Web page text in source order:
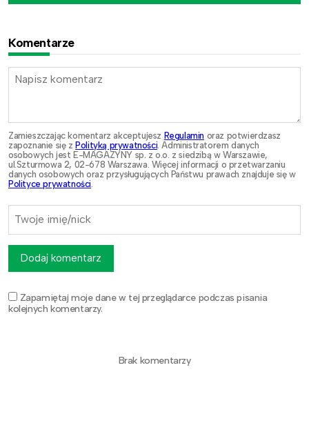
Komentarze
Zamieszczając komentarz akceptujesz Regulamin oraz potwierdzasz
zapoznanie się zPolityką prywatności . Administratorem danych
osobowych jest E-MAGAZYNY sp. z o.o. z siedzibą w Warszawie,
ul.Szturmowa 2, 02-678 Warszawa. Więcej informacji o przetwarzaniu
danych osobowych oraz przysługujących Państwu prawach znajduje się w
Polityce prywatności
Zapamiętaj moje dane w tej przeglądarce podczas pisania
kolejnych komentarzy.
Dodaj komentarz
Brak komentarzy